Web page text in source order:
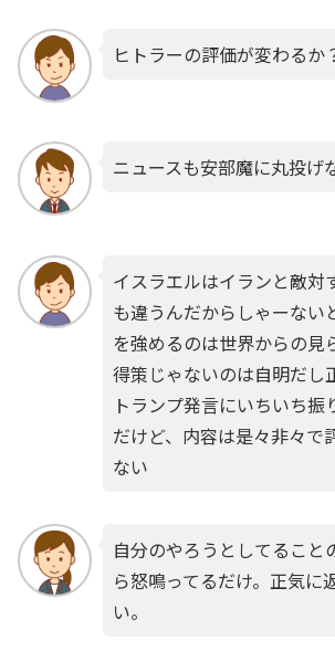
ヒトラーの評価が変わるか
ニュースも安部魔に丸投げ
イスラエルはイランと敵対
も違うんだからしゃーない
を強めるのは世界からの見
得策じゃないのは自明だし
トランプ発言にいちいち振
だけど、内容は是々非々で
ない
自分のやろうとしてること
ら怒鳴ってるだけ。正気に
い。